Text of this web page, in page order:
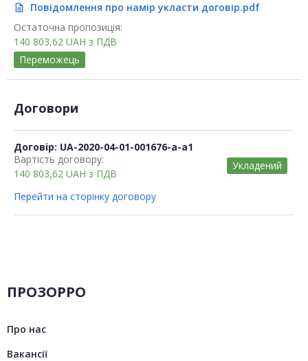
description
Повідомлення про намір укласти договір.pdf
Остаточна пропозиція:
140 803,62 UAH з ПДВ
Переможець
Договори
Договір: UA-2020-04-01-001676-a-a1
Вартість договору:
140 803,62 UAH з ПДВ
Укладений
Перейти на сторінку договору
ПРОЗОРРО
Про нас
Вакансії